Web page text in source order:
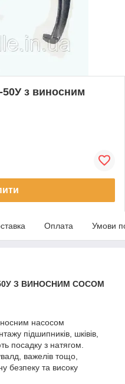
50У з виносним
Оплата Умови
З ВИНОСНИМ СОСОМ
насосом
підшипників, шківів,
посадку з натягом.
важелів тощо,
безпеку та високу